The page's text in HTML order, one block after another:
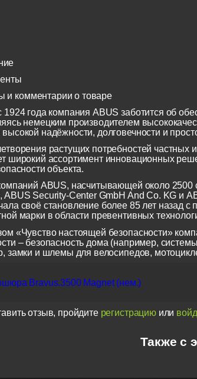
и комментарии о товаре
1924 года компания ABUS заботится об
немецким производителем
надёжности, долговечности и
растущих потребностей частных
широкий ассортимент инновационных
объекта.
ABUS, насчитывающей около 2500
ABUS Security-Center GmbH And Co. KG и
своё становление более 85 лет назад с
марки в области превентивных
«Чувство настоящей безопасности»
– безопасность дома (например,
замки и шлемы для велосипедов,
Bravus.3500 Magnet (нем.)
отзыв, пройдите регистрациюили
Также с